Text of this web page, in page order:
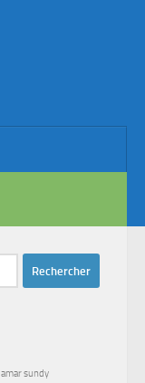
amar sundy